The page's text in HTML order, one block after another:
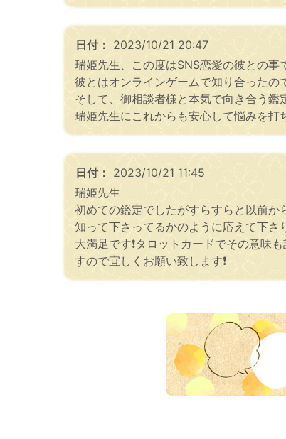
日付： 2023/10/21 20:47
瑞姫先生、この度はSNS恋愛の彼との事
彼とはオンラインゲームで知り合ったの
そして、御相談者様と本気で向き合う鑑
瑞姫先生にこれからも安心して悩みを
日付： 2023/10/21 11:45
瑞姫先生
初めての鑑定でしたがすらすらと以前か
知って下さってるかのように応えて下さ
大満足です❗タロットカードでその意味
すので宜しくお願い致します❗